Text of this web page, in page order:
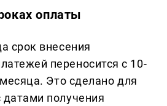
оплаты
срок внесения
переносится с 10-
Это сделано для
датами получения